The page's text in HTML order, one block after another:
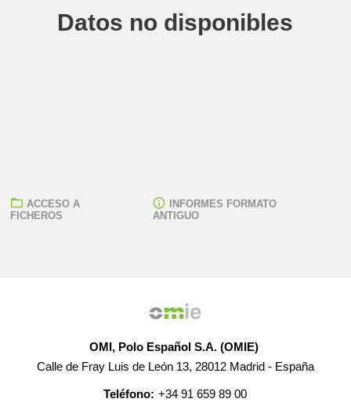
Datos no disponibles
ACCESO A
FICHEROS
INFORMES FORMATO
ANTIGUO
OMI, Polo Español S.A. (OMIE)
Calle de Fray Luis de León 13, 28012 Madrid - España
Teléfono: +34 91 659 89 00